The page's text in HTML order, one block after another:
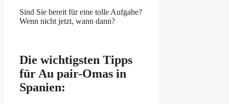
Sind Sie bereit für eine tolle Aufgabe?
Wenn nicht jetzt, wann dann?
Die wichtigsten Tipps
für Au pair-Omas in
Spanien: